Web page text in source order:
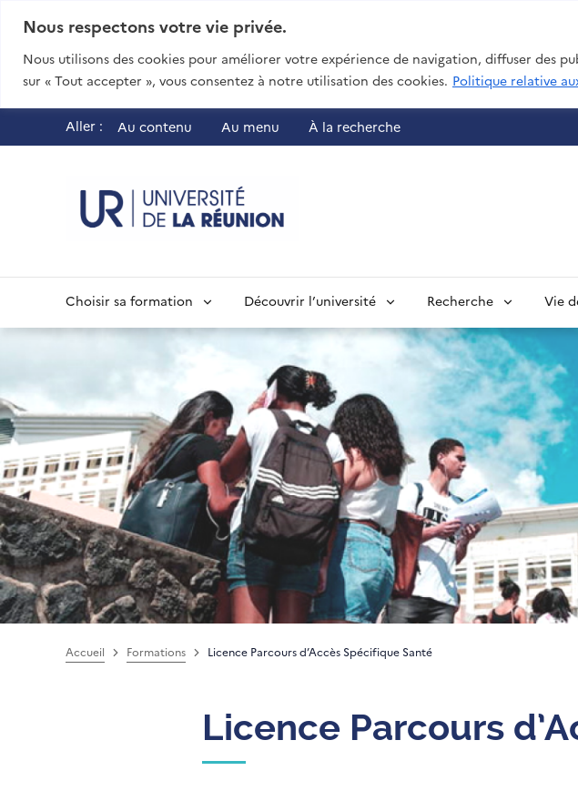
Nous respectons votre vie privée.
Nous utilisons des cookies pour améliorer votre expérience de navigation, diffuser des
sur « Tout accepter », vous consentez à notre utilisation des cookies. Politique relative
Aller : Au contenu Au menu À la recherche
Choisir sa formation Découvrir l’université Recherche Vie
Accueil Formations Licence Parcours d’Accès Spécifique Santé
Licence Parcours